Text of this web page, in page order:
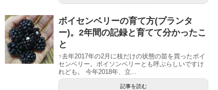
ボイセンベリーの育て方(プランタ
ー)。2年間の記録と育てて分かったこ
と
↑去年2017年の2月に枝だけの状態の苗を買ったボイ
センベリー。ボイソンベリーとも呼ぶらしいですけ
れども。 今年2018年、立...
記事を読む